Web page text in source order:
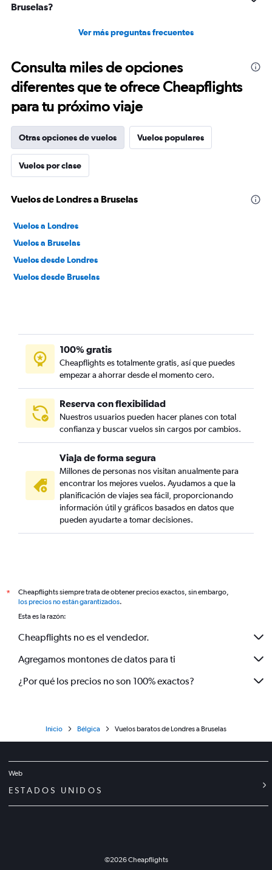
Bruselas?
Ver más preguntas frecuentes
Consulta miles de opciones
diferentes que te ofrece Cheapflights
para tu próximo viaje
Otras opciones de vuelos Vuelos populares
Vuelos por clase
Vuelos de Londres a Bruselas
Vuelos a Londres
Vuelos a Bruselas
Vuelos desde Londres
Vuelos desde Bruselas
100% gratis
Cheapflights es totalmente gratis, así que puedes
empezar a ahorrar desde el momento cero.
Reserva con flexibilidad
Nuestros usuarios pueden hacer planes con total
confianza y buscar vuelos sin cargos por cambios.
Viaja de forma segura
Millones de personas nos visitan anualmente para
encontrar los mejores vuelos. Ayudamos a que la
planificación de viajes sea fácil, proporcionando
información útil y gráficos basados en datos que
pueden ayudarte a tomar decisiones.
*
Cheapflights siempre trata de obtener precios exactos, sin embargo,
los precios no están garantizados.
Esta es la razón:
Cheapflights no es el vendedor.
Agregamos montones de datos para ti
¿Por qué los precios no son 100% exactos?
Inicio Bélgica Vuelos baratos de Londres a Bruselas
Web
ESTADOS UNIDOS
©2026Cheapflights